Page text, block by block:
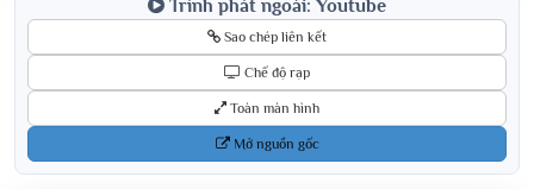
Trình phát ngoài: Youtube
Sao chép liên kết
Chế độ rạp
Toàn màn hình
Mở nguồn gốc